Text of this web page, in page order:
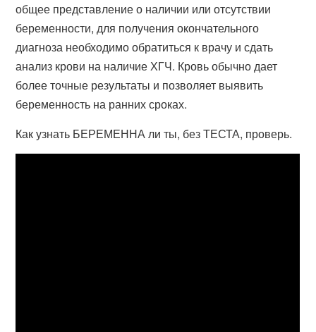
общее представление о наличии или отсутствии
беременности, для получения окончательного
диагноза необходимо обратиться к врачу и сдать
анализ крови на наличие ХГЧ. Кровь обычно дает
более точные результаты и позволяет выявить
беременность на ранних сроках.
Как узнать БЕРЕМЕННА ли ты, без ТЕСТА, проверь.